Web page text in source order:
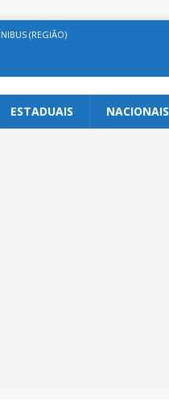
(REGIÃO)
ESTADUAIS NACIONAIS